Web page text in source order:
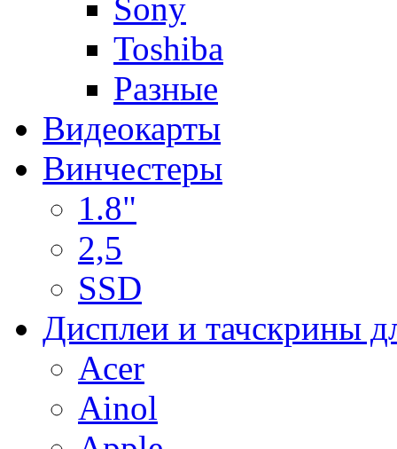
Sony
Toshiba
Разные
Видеокарты
Винчестеры
1.8"
2,5
SSD
Дисплеи и тачскрины
Acer
Ainol